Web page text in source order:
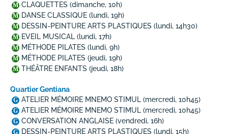
M CLAQUETTES (dimanche, 10h)
M DANSE CLASSIQUE (lundi, 19h)
M DESSIN-PEINTURE ARTS PLASTIQUES (lundi, 14h30)
M EVEIL MUSICAL (lundi, 17h)
M MÉTHODE PILATES (lundi, 9h)
M MÉTHODE PILATES (jeudi, 19h)
M THÉÂTRE ENFANTS (jeudi, 18h)
Quartier Gentiana
G ATELIER MÉMOIRE MNEMO STIMUL (mercredi, 10h45)
G ATELIER MÉMOIRE MNEMO STIMUL (mercredi, 10h45)
G CONVERSATION ANGLAISE (vendredi, 16h)
G DESSIN-PEINTURE ARTS PLASTIQUES (lundi, 15h)